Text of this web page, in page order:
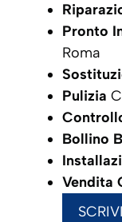
Pronto
Roma
Pulizia
Bollino
Vendita